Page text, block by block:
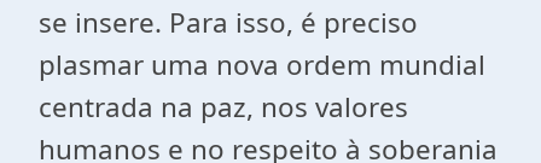
se insere. Para isso, é preciso
plasmar uma nova ordem mundial
centrada na paz, nos valores
humanos e no respeito à soberania